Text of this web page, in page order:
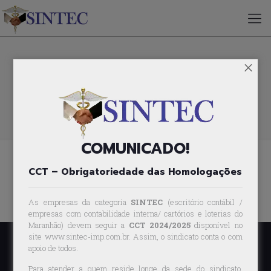
Painel de Anúncios
COMUNICADO!
CCT – Obrigatoriedade das Homologações
As empresas da categoria SINTEC (escritório contábil /
empresas com contabilidade interna/ cartórios e loterias do
Maranhão) devem seguir a CCT 2024/2025disponível no
site www.sintec-imp.com.br. Assim, o sindicato conta o com
apoio de todos.
Para atender a quem reside longe da sede do sindicato,
×